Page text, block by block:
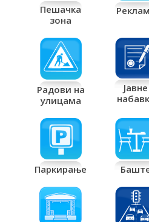
Пешачка
зона
Радови на
улицама
Јавне
Паркирање